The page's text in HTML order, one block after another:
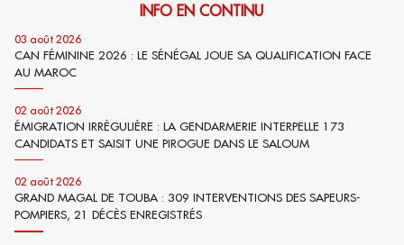
INFO EN CONTINU
03 août 2026
CAN FÉMININE 2026 : LE SÉNÉGAL JOUE SA QUALIFICATION FACE
AU MAROC
02 août 2026
ÉMIGRATION IRRÉGULIÈRE : LA GENDARMERIE INTERPELLE 173
CANDIDATS ET SAISIT UNE PIROGUE DANS LE SALOUM
02 août 2026
GRAND MAGAL DE TOUBA : 309 INTERVENTIONS DES SAPEURS-
POMPIERS, 21 DÉCÈS ENREGISTRÉS